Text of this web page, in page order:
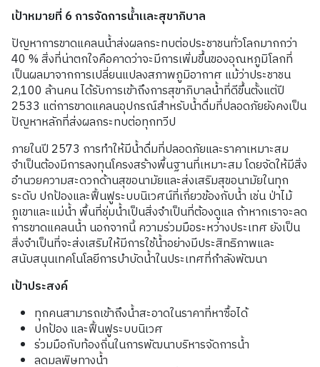
เป้าหมายที่ 6การจัดการน้ำและสุขาภิบาล
ปัญหาการขาดแคลนน้ำส่งผลกระทบต่อประชาชนทั่วโลกมากกว่า
40 %สิ่งที่น่าตกใจคือคาดว่าจะมีการเพิ่มขึ้นของอุณหภูมิโลกที่
เป็นผลมาจากการเปลี่ยนแปลงสภาพภูมิอากาศ แม้ว่าประชาชน
2,100 ล้านคน ได้รับการเข้าถึงการสุขาภิบาลน้ำที่ดีขึ้นตั้งแต่ปี
2533 แต่การขาดแคลนอุปกรณ์สำหรับน้ำดื่มที่ปลอดภัยยังคงเป็น
ปัญหาหลักที่ส่งผลกระทบต่อทุกทวีป
ภายในปี 2573 การทำให้มีน้ำดื่มที่ปลอดภัยและราคาเหมาะสม
จำเป็นต้องมีการลงทุนโครงสร้างพื้นฐานที่เหมาะสม โดยจัดให้มีสิ่ง
อำนวยความสะดวกด้านสุขอนามัยและส่งเสริมสุขอนามัยในทุก
ระดับ ปกป้องและฟื้นฟูระบบนิเวศน์ที่เกี่ยวข้องกับน้ำ เช่น ป่าไม้
ภูเขาและแม่น้ำ พื้นที่ชุ่มน้ำเป็นสิ่งจำเป็นที่ต้องดูแล ถ้าหากเราจะลด
การขาดแคลนน้ำ นอกจากนี้ ความร่วมมือระหว่างประเทศ ยังเป็น
สิ่งจำเป็นที่จะส่งเสริมให้มีการใช้น้ำอย่างมีประสิทธิภาพและ
สนับสนุนเทคโนโลยีการบำบัดน้ำในประเทศที่กำลังพัฒนา
เป้าประสงค์
ทุกคนสามารถเข้าถึงน้ำสะอาดในราคาที่หาซื้อได้
ปกป้อง และฟื้นฟูระบบนิเวศ
ร่วมมือกับท้องถิ่นในการพัฒนาบริหารจัดการน้ำ
ลดมลพิษทางน้ำ